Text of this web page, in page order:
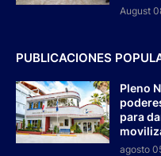
August
PUBLICACIONES
Pleno
para
agosto